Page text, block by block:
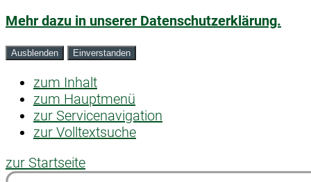
Mehr dazu in unserer Datenschutzerklärung.
Ausblenden Einverstanden
zum Inhalt
zum Hauptmenü
zur Servicenavigation
zur Volltextsuche
zur Startseite